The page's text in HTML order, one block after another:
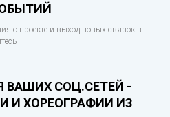
о проекте и выход новых связок в
ВАШИХ СОЦ.СЕТЕЙ -
И ХОРЕОГРАФИИ ИЗ